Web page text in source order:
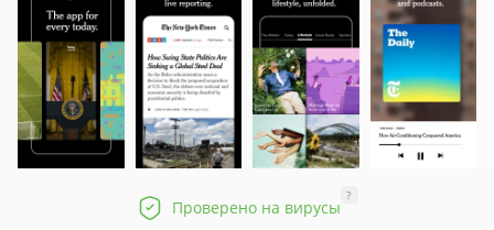
Проверено на вирусы
?